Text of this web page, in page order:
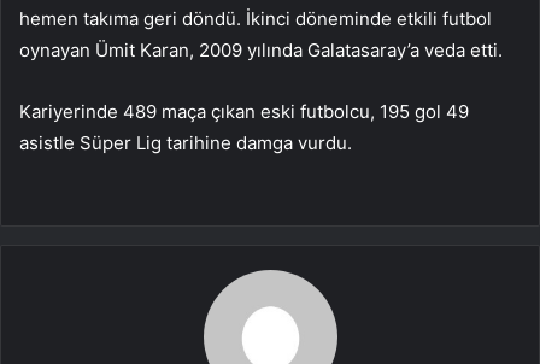
hemen takıma geri döndü. İkinci döneminde etkili futbol
oynayan Ümit Karan, 2009 yılında Galatasaray’a veda etti.
Kariyerinde 489 maça çıkan eski futbolcu, 195 gol 49
asistle Süper Lig tarihine damga vurdu.